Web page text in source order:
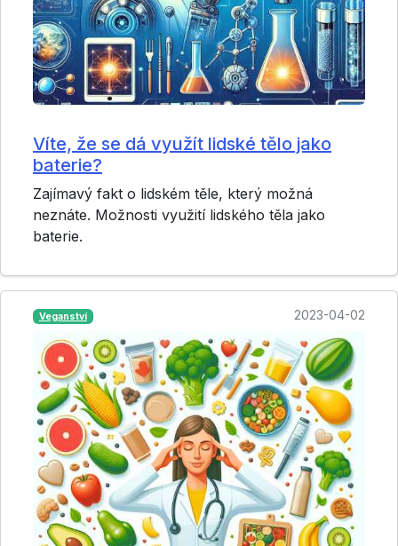
Víte, že se dá využít lidské tělo jako
baterie?
Zajímavý fakt o lidském těle, který možná
neznáte. Možnosti využití lidského těla jako
baterie.
Veganství 2023-04-02